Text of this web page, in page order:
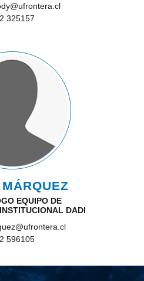
325157
EQUIPO DE
DADI
596105